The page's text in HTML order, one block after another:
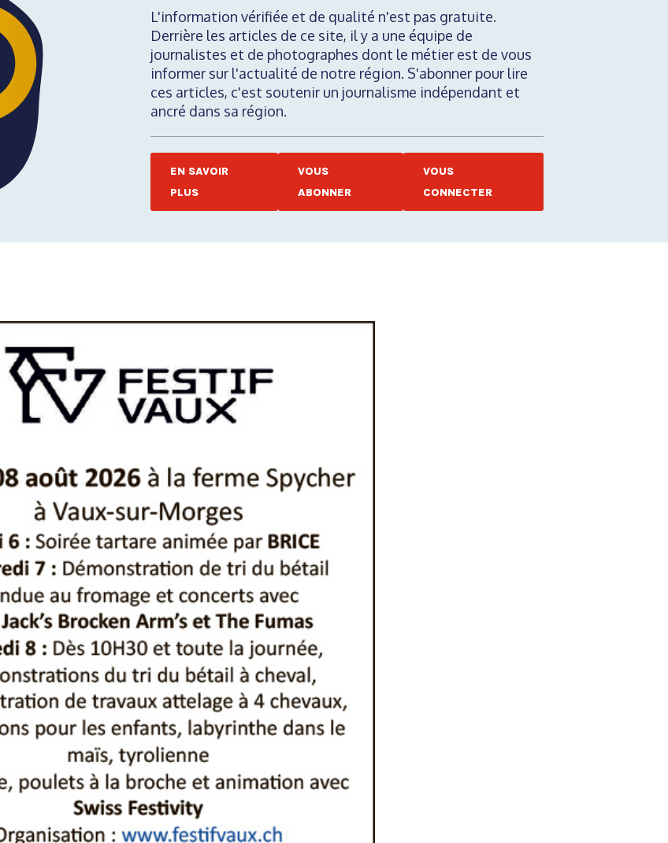
L'information vérifiée et de qualité n'est pas gratuite.
Derrière les articles de ce site, il y a une équipe de
journalistes et de photographes dont le métier est de vous
informer sur l'actualité de notre région. S'abonner pour lire
ces articles, c'est soutenir un journalisme indépendant et
ancré dans sa région.
EN SAVOIR
PLUS
VOUS
ABONNER
VOUS
CONNECTER